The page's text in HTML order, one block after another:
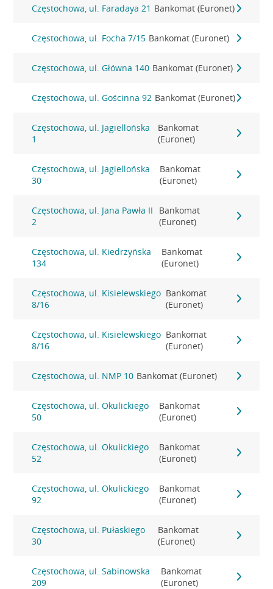
Częstochowa, ul. Faradaya 21 Bankomat (Euronet)
Częstochowa, ul. Focha 7/15 Bankomat (Euronet)
Częstochowa, ul. Główna 140 Bankomat (Euronet)
Częstochowa, ul. Gościnna 92 Bankomat (Euronet)
Częstochowa, ul. Jagiellońska
1
Bankomat
(Euronet)
Częstochowa, ul. Jagiellońska
30
Bankomat
(Euronet)
Częstochowa, ul. Jana Pawła II
2
Bankomat
(Euronet)
Częstochowa, ul. Kiedrzyńska
134
Bankomat
(Euronet)
Częstochowa, ul. Kisielewskiego
8/16
Bankomat
(Euronet)
Częstochowa, ul. Kisielewskiego
8/16
Bankomat
(Euronet)
Częstochowa, ul. NMP 10 Bankomat (Euronet)
Częstochowa, ul. Okulickiego
50
Bankomat
(Euronet)
Częstochowa, ul. Okulickiego
52
Bankomat
(Euronet)
Częstochowa, ul. Okulickiego
92
Bankomat
(Euronet)
Częstochowa, ul. Pułaskiego
30
Bankomat
(Euronet)
Częstochowa, ul. Sabinowska
209
Bankomat
(Euronet)